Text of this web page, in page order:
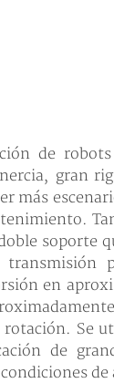
de
gran
más
soporte
transmisión
en
Se
de
de